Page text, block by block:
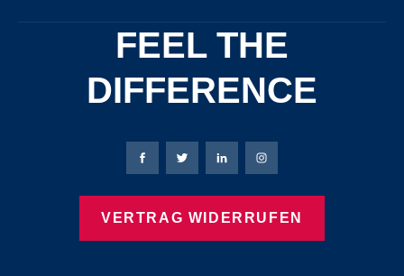
FEEL THE
DIFFERENCE
Bierbaum-Proenen Facebook-Seite
Bierbaum-Proenen Twitter Seite
Bierbaum-Proenen LinkedIn
Bierbaum-Proenen
VERTRAG WIDERRUFEN